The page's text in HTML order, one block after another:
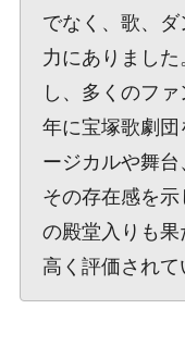
でなく、歌、
力にありまし
し、多くのフ
年に宝塚歌劇団
ージカルや舞台
その存在感を
の殿堂入りも
高く評価されて